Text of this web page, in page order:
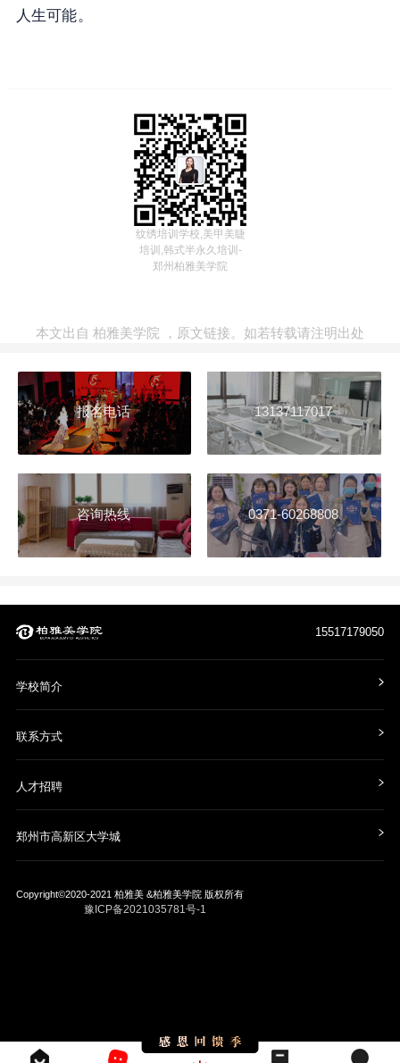
人生可能。
纹绣培训学校,美甲美睫
培训,韩式半永久培训-
郑州柏雅美学院
本文出自 柏雅美学院 ， 原文链接。如若转载请注明出处
报名电话 13137117017
咨询热线 0371-60268808
15517179050
学校简介
联系方式
人才招聘
郑州市高新区大学城
Copyright©2020-2021 柏雅美 &柏雅美学院 版权所有
豫ICP备2021035781号-1